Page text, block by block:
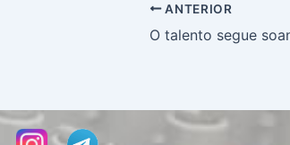
ANTERIOR